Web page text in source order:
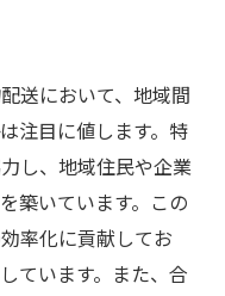
送において、地域間
注目に値します。特
し、地域住民や企業
築いています。この
率化に貢献してお
ています。また、合